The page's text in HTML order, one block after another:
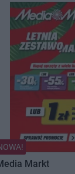
Markt